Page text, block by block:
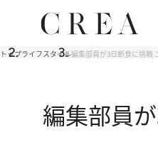
トップライフスタイル編集部員が3日断食に挑戦
編集部員